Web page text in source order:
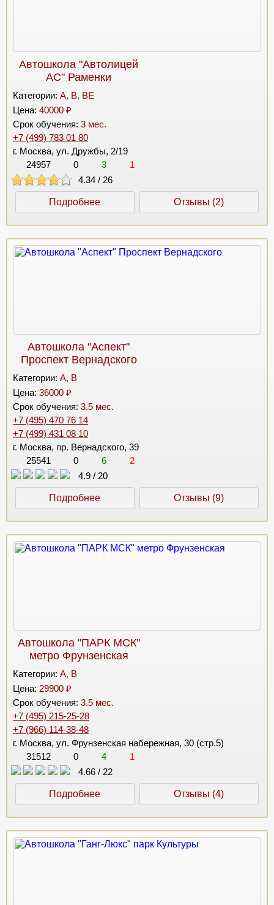
Автошкола "Автолицей
АС" Раменки
Категории: A, B, BE
Цена: 40000 ₽
Срок обучения: 3 мес.
+7 (499) 783 01 80
г. Москва, ул. Дружбы, 2/19
24957
0 3
1
4.34 / 26
Подробнее Отзывы (2)
Автошкола "Аспект"
Проспект Вернадского
Категории: A, B
Цена: 36000 ₽
Срок обучения: 3.5 мес.
+7 (495) 470 76 14
+7 (499) 431 08 10
г. Москва, пр. Вернадского, 39
25541
0 6
2
4.9 / 20
Подробнее Отзывы (9)
Автошкола "ПАРК МСК"
метро Фрунзенская
Категории: A, B
Цена: 29900 ₽
Срок обучения: 3.5 мес.
+7 (495) 215-25-28
+7 (966) 114-38-48
г. Москва, ул. Фрунзенская набережная, 30 (стр.5)
31512
0 4
1
4.66 / 22
Подробнее Отзывы (4)